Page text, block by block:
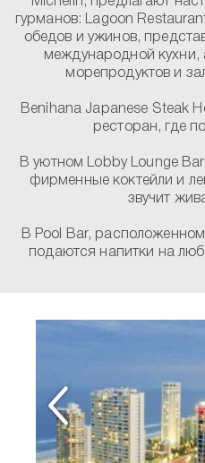
гурманов: Lagoon
обедов и ужинов,
международной кухни,
морепродуктов и
Benihana Japanese Steak
ресторан, где
В уютном Lobby Lounge
фирменные коктейли и
звучит
В Pool Bar,
подаются напитки на